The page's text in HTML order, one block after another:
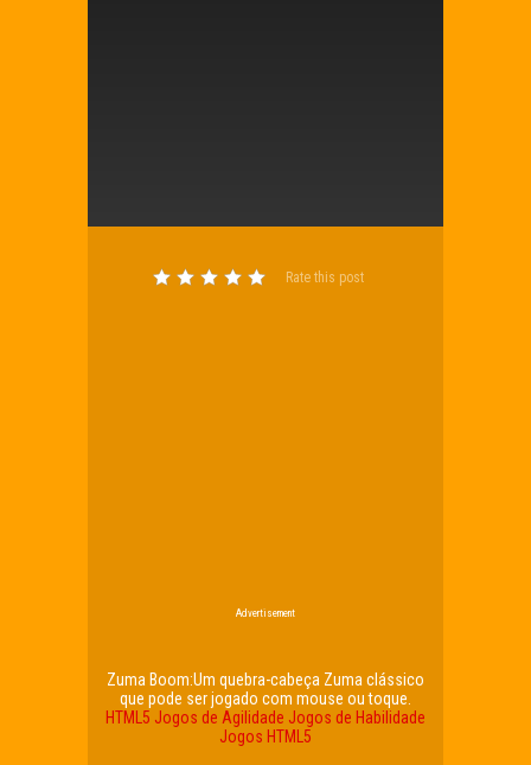
Rate this post
Advertisement
Zuma Boom:Um quebra-cabeça Zuma clássico
que pode ser jogado com mouse ou toque.
HTML5 Jogos de Agilidade Jogos de Habilidade
Jogos HTML5